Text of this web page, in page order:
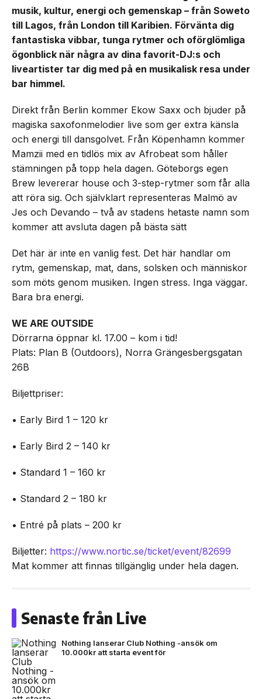
musik, kultur, energi och gemenskap – från Soweto
till Lagos, från London till Karibien. Förvänta dig
fantastiska vibbar, tunga rytmer och oförglömliga
ögonblick när några av dina favorit-DJ:s och
liveartister tar dig med på en musikalisk resa under
bar himmel.
Direkt från Berlin kommer Ekow Saxx och bjuder på
magiska saxofonmelodier live som ger extra känsla
och energi till dansgolvet. Från Köpenhamn kommer
Mamzii med en tidlös mix av Afrobeat som håller
stämningen på topp hela dagen. Göteborgs egen
Brew levererar house och 3-step-rytmer som får alla
att röra sig. Och självklart representeras Malmö av
Jes och Devando – två av stadens hetaste namn som
kommer att avsluta dagen på bästa sätt
Det här är inte en vanlig fest. Det här handlar om
rytm, gemenskap, mat, dans, solsken och människor
som möts genom musiken. Ingen stress. Inga väggar.
Bara bra energi.
WE ARE OUTSIDE
Dörrarna öppnar kl. 17.00 – kom i tid!
Plats: Plan B (Outdoors), Norra Grängesbergsgatan
26B
Biljettpriser:
• Early Bird 1 – 120 kr
• Early Bird 2 – 140 kr
• Standard 1 – 160 kr
• Standard 2 – 180 kr
• Entré på plats – 200 kr
Biljetter: https://www.nortic.se/ticket/event/82699
Mat kommer att finnas tillgänglig under hela dagen.
Senaste från Live
Nothing lanserar Club Nothing -ansök om
10.000kr att starta event för